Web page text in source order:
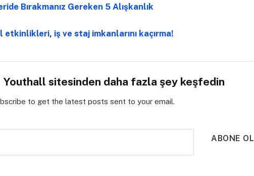
Bırakmanız Gereken 5 Alışkanlık
etkinlikleri, iş ve staj imkanlarını kaçırma!
sitesinden daha fazla şey keşfedin
to get the latest posts sent to your email.
ABONE OL